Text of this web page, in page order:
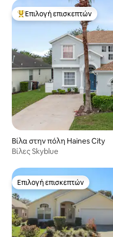
Κορυφαία επιλογή επισκεπτών
Επιλογή επισκεπτών
Βίλα στην πόλη Haines City
Βίλες Skyblue
Επιλογή επισκεπτών
Επιλογή επισκεπτών